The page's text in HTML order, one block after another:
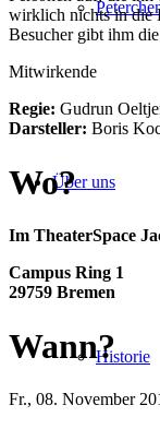
Über uns
Historie
wirklich nichts in die
Besucher gibt ihm
Mitwirkende
Regie: Gudrun
Darsteller: Boris
Wo?
Im TheaterSpace
Campus Ring 1
29759 Bremen
Wann?
Fr., 08. November